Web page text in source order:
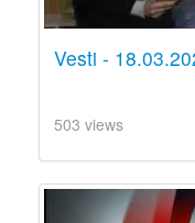
Vesti -
503 views